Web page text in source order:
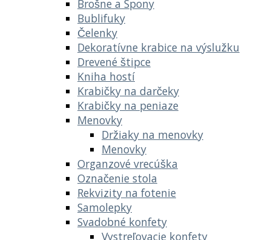
Brošne a Spony
Bublifuky
Čelenky
Dekoratívne krabice na výslužku
Drevené štipce
Kniha hostí
Krabičky na darčeky
Krabičky na peniaze
Menovky
Držiaky na menovky
Menovky
Organzové vrecúška
Označenie stola
Rekvizity na fotenie
Samolepky
Svadobné konfety
Vystreľovacie konfety